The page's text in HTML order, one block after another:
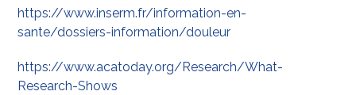
https://www.inserm.fr/information-en-
sante/dossiers-information/douleur
https://www.acatoday.org/Research/What-
Research-Shows